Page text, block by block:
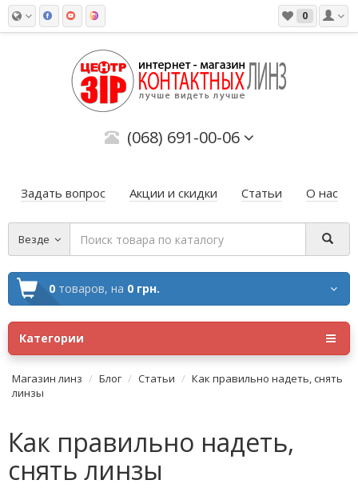
0
(068) 691-00-06
Задать вопрос Акции и скидки Статьи О нас
Везде
0 товаров, на 0 грн.
Категории
Магазин линз Блог Статьи
Как правильно надеть, снять
линзы
Как правильно надеть,
снять линзы